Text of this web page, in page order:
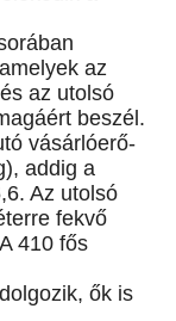
az
az utolsó
beszél.
vásárlóerő-
addig a
Az utolsó
fekvő
410 fős
ők is